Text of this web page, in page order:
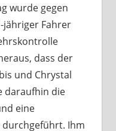
wurde gegen
jähriger Fahrer
dass der
und Chrystal
daraufhin die
eine
Ihm